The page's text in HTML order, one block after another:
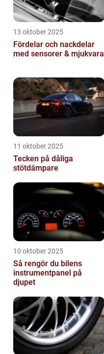
13 oktober 2025
Fördelar och nackdelar
med sensorer & mjukvara
11 oktober 2025
Tecken på dåliga
stötdämpare
10 oktober 2025
Så rengör du bilens
instrumentpanel på
djupet